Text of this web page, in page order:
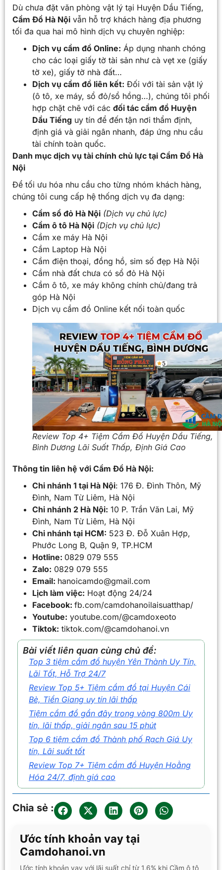
Dù chưa đặt văn phòng vật lý tại Huyện Dầu Tiếng,
Cầm Đồ Hà Nội vẫn hỗ trợ khách hàng địa phương
tối đa qua hai mô hình dịch vụ chuyên nghiệp:
Dịch vụ cầm đồ Online: Áp dụng nhanh chóng
cho các loại giấy tờ tài sản như cà vẹt xe (giấy
tờ xe), giấy tờ nhà đất…
Dịch vụ cầm đồ liên kết: Đối với tài sản vật lý
(ô tô, xe máy, sổ đỏ/sổ hồng…), chúng tôi phối
hợp chặt chẽ với các đối tác cầm đồ Huyện
Dầu Tiếng uy tín để đến tận nơi thẩm định,
định giá và giải ngân nhanh, đáp ứng nhu cầu
tài chính toàn quốc.
Danh mục dịch vụ tài chính chủ lực tại Cầm Đồ Hà
Nội
Để tối ưu hóa nhu cầu cho từng nhóm khách hàng,
chúng tôi cung cấp hệ thống dịch vụ đa dạng:
Cầm sổ đỏ Hà Nội (Dịch vụ chủ lực)
Cầm ô tô Hà Nội (Dịch vụ chủ lực)
Cầm xe máy Hà Nội
Cầm Laptop Hà Nội
Cầm điện thoại, đồng hồ, sim số đẹp Hà Nội
Cầm nhà đất chưa có sổ đỏ Hà Nội
Cầm ô tô, xe máy không chính chủ/đang trả
góp Hà Nội
Dịch vụ cầm đồ Online kết nối toàn quốc
Review Top 4+ Tiệm Cầm Đồ Huyện Dầu Tiếng,
Bình Dương Lãi Suất Thấp, Định Giá Cao
Thông tin liên hệ với Cầm Đồ Hà Nội:
Chi nhánh 1 tại Hà Nội: 176 Đ. Đình Thôn, Mỹ
Đình, Nam Từ Liêm, Hà Nội
Chi nhánh 2 Hà Nội: 10 P. Trần Văn Lai, Mỹ
Đình, Nam Từ Liêm, Hà Nội
Chi nhánh tại HCM: 523 Đ. Đỗ Xuân Hợp,
Phước Long B, Quận 9, TP.HCM
Hotline: 0829 079 555
Zalo: 0829 079 555
Email: hanoicamdo@gmail.com
Lịch làm việc: Hoạt động 24/24
Facebook: fb.com/camdohanoilaisuatthap/
Youtube: youtube.com/@camdoxeoto
Tiktok: tiktok.com/@camdohanoi.vn
Bài viết liên quan cùng chủ đề:
Top 3 tiệm cầm đồ huyện Yên Thành Uy Tín,
Lãi Tốt, Hỗ Trợ 24/7
Review Top 5+ Tiệm cầm đồ tại Huyện Cái
Bè, Tiền Giang uy tín lãi thấp
Tiệm cầm đồ gần đây trong vòng 800m Uy
tín, lãi thấp, giải ngân sau 15 phút
Top 6 tiệm cầm đồ Thành phố Rạch Giá Uy
tín, Lãi suất tốt
Review Top 7+ Tiệm cầm đồ Huyện Hoằng
Hóa 24/7, định giá cao
Chia sẻ :
Ước tính khoản vay tại
Camdohanoi.vn
Ước tính khoản vay với lãi suất chỉ từ 1,6% khi Cầm ô tô